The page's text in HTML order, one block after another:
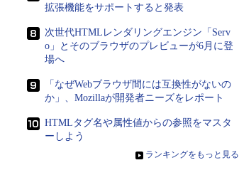
拡張機能をサポートすると発表
次世代HTMLレンダリングエンジン「Serv
o」とそのブラウザのプレビューが6月に登
場へ
「なぜWebブラウザ間には互換性がないの
か」、Mozillaが開発者ニーズをレポート
HTMLタグ名や属性値からの参照をマスタ
ーしよう
» ランキングをもっと見る